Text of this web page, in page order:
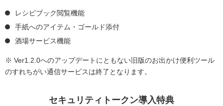
レシピブック閲覧機能
手紙へのアイテム・ゴールド添付
酒場サービス機能
※ Ver1.2.0へのアップデートにともない旧版のお出かけ便利ツール
のすれちがい通信サービスは終了となります。
セキュリティトークン導入特典